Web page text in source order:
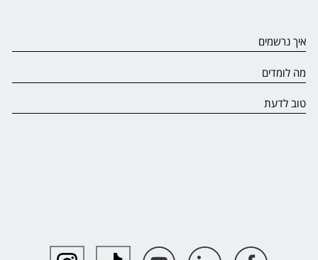
איך נרשמים
מה לומדים
טוב לדעת